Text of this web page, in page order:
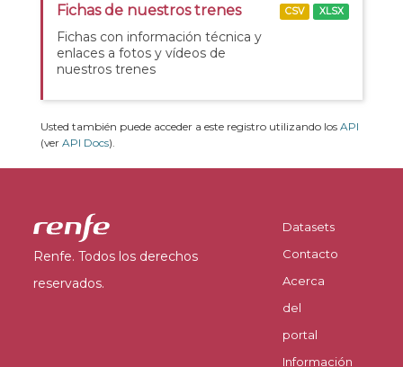
Fichas de nuestros trenes
Fichas con información técnica y
enlaces a fotos y vídeos de
nuestros trenes
CSV XLSX
Usted también puede acceder a este registro utilizando los API
(ver API Docs).
Renfe. Todos los derechos
reservados.
Datasets
Contacto
Acerca
del
portal
Información